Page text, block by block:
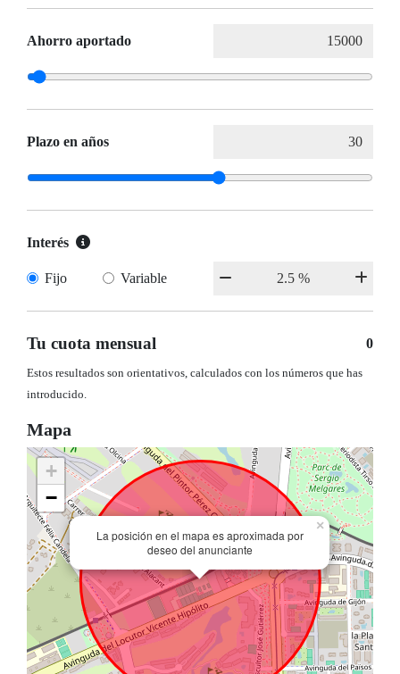
Ahorro aportado
Plazo en años
Interés
Fijo Variable
Tu cuota mensual 0
Estos resultados son orientativos, calculados con los números que has
introducido.
Mapa
La posición en el mapa es aproximada por
deseo del anunciante
×
+
−